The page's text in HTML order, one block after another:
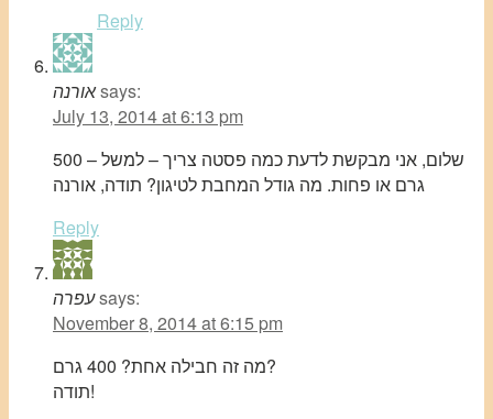
Reply
אורנהsays:
July 13, 2014 at 6:13 pm
שלום, אני מבקשת לדעת כמה פסטה צריך – למשל – 500
גרם או פחות. מה גודל המחבת לטיגון? תודה, אורנה
Reply
עפרהsays:
November 8, 2014 at 6:15 pm
מה זה חבילה אחת? 400 גרם?
תודה!